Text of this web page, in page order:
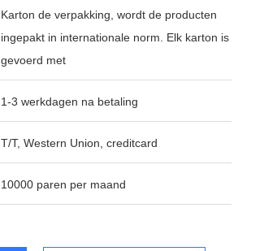
Karton de verpakking, wordt de producten
ingepakt in internationale norm. Elk karton is
gevoerd met
1-3 werkdagen na betaling
T/T, Western Union, creditcard
10000 paren per maand